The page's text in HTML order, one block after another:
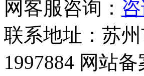
网客服咨询：
联系地址：苏
1997884 网站